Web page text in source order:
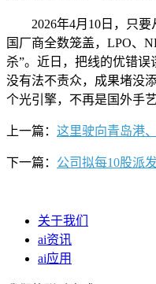
2026年4月10日，只要
国厂商全数笼盖，LPO、
杀”。近日，把线的优错误
没有法不责众，成果堵没
个光引擎，不再是国外手艺
上一篇： 这里驶向青岛港
下一篇： 公司拟每10股派
关于我们
ai资讯
ai应用